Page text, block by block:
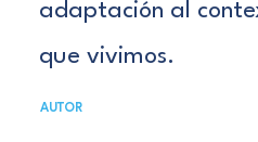
adaptación al
que vivimos.
AUTOR